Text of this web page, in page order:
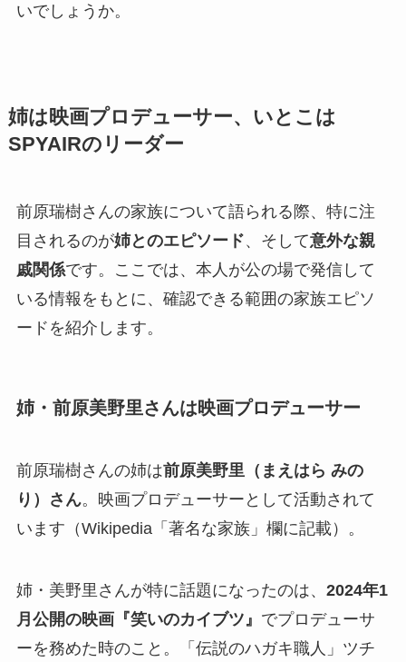
いでしょうか。
姉は映画プロデューサー、いとこは
SPYAIRのリーダー
前原瑞樹さんの家族について語られる際、特に注
目されるのが姉とのエピソード、そして意外な親
戚関係です。ここでは、本人が公の場で発信して
いる情報をもとに、確認できる範囲の家族エピソ
ードを紹介します。
姉・前原美野里さんは映画プロデューサー
前原瑞樹さんの姉は前原美野里（まえはら みの
り）さん。映画プロデューサーとして活動されて
います（Wikipedia「著名な家族」欄に記載）。
姉・美野里さんが特に話題になったのは、 2024年1
月公開の映画『笑いのカイブツ』 でプロデューサ
ーを務めた時のこと。「伝説のハガキ職人」ツチ